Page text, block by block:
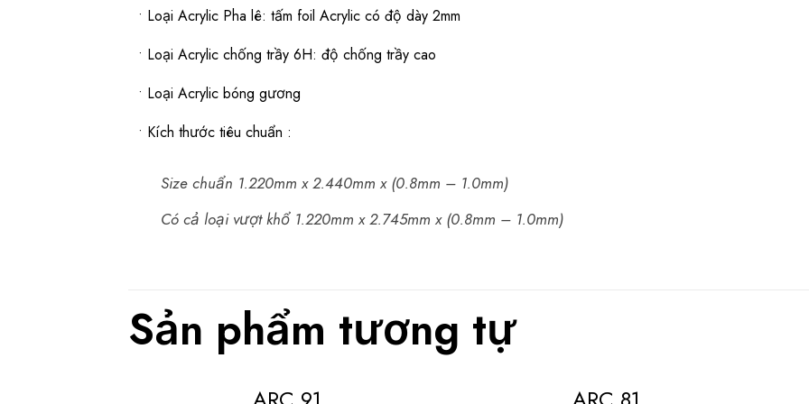
• Loại Acrylic Pha lê: tấm foil Acrylic có độ dày 2mm
• Loại Acrylic chống trầy 6H: độ chống trầy cao
• Loại Acrylic bóng gương
• Kích thước tiêu chuẩn :
Size chuẩn 1.220mm x 2.440mm x (0.8mm – 1.0mm)
Có cả loại vượt khổ 1.220mm x 2.745mm x (0.8mm – 1.0mm)
Sản phẩm tương tự